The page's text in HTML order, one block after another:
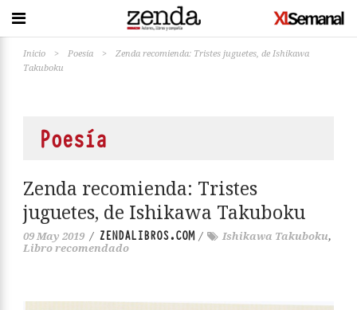
Inicio > Poesía >
Zenda recomienda: Tristes juguetes, de Ishikawa
Takuboku
Poesía
Zenda recomienda: Tristes
juguetes, de Ishikawa Takuboku
09 May 2019 / ZENDALIBROS.COM/ Ishikawa Takuboku,
Libro recomendado